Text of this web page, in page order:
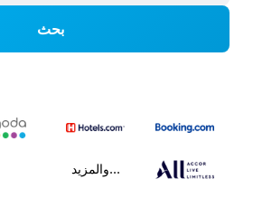
بحث
...والمزيد